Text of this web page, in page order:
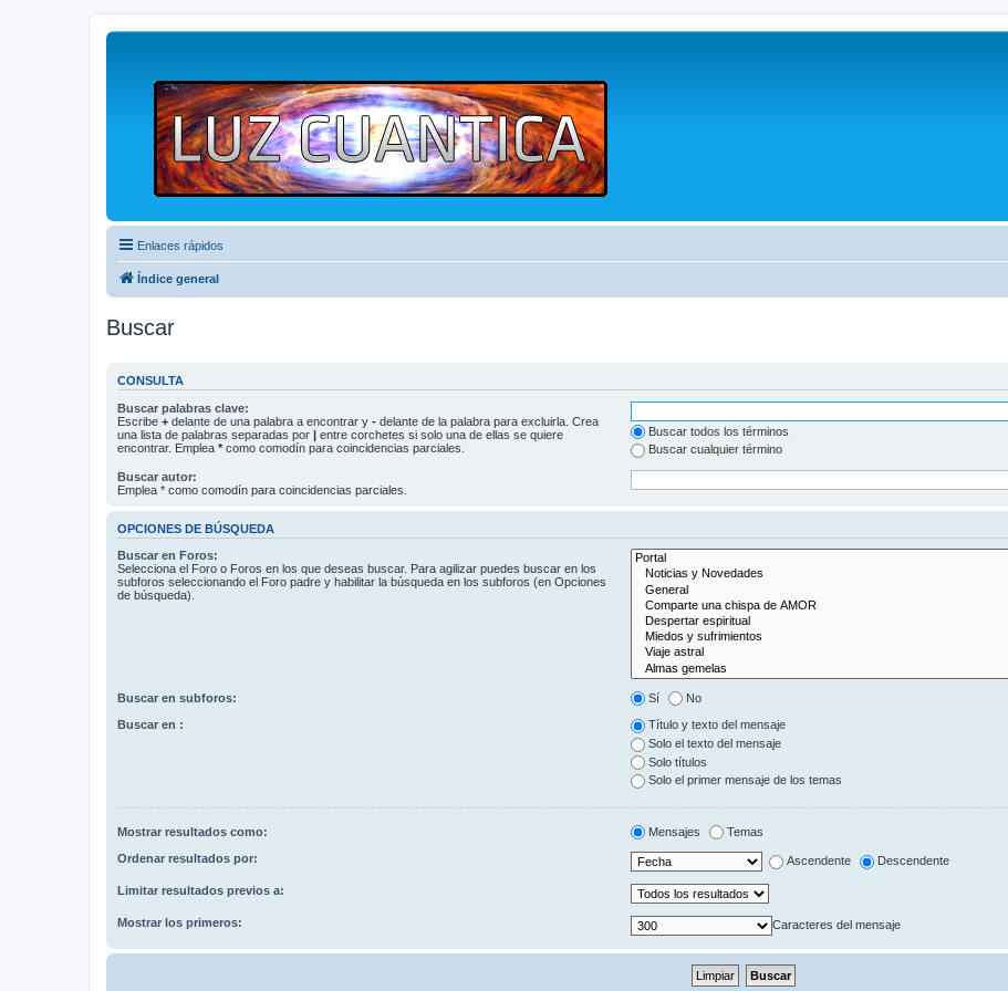
Enlaces rápidos
Índice general
Buscar
CONSULTA
Buscar palabras clave:
Escribe + delante de una palabra a encontrar y - delante de la palabra para excluirla. Crea
una lista de palabras separadas por | entre corchetes si solo una de ellas se quiere
encontrar. Emplea * como comodín para coincidencias parciales.
Buscar todos los términos
Buscar cualquier término
Buscar autor:
Emplea * como comodín para coincidencias parciales.
OPCIONES DE BÚSQUEDA
Buscar en Foros:
Selecciona el Foro o Foros en los que deseas buscar. Para agilizar puedes buscar en los
subforos seleccionando el Foro padre y habilitar la búsqueda en los subforos (en Opciones
de búsqueda).
Buscar en subforos: Sí No
Buscar en :
Título y texto del mensaje
Solo el texto del mensaje
Solo títulos
Solo el primer mensaje de los temas
Mostrar resultados como: Mensajes Temas
Ordenar resultados por: Ascendente Descendente
Limitar resultados previos a:
Mostrar los primeros: Caracteres del mensaje